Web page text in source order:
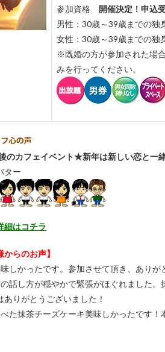
参加資格
開催決定！申込
男性：30歳～39歳までの独
女性：30歳～39歳までの独
※既婚の方が参加された場
みを行ってください。
のカフェイベント★新年は新しい恋と一
ター
細はコチラ
からのお声】
しかったです。参加させて頂き、ありが
話し方が穏やかで緊張がほぐれました
ありがとうございました！
た抹茶チーズケーキ美味しかったです！